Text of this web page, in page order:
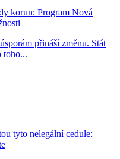
korun: Program Nová
přináší změnu. Stát
toho...
tyto nelegální cedule: